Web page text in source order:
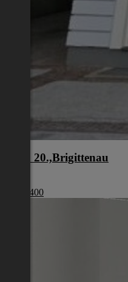
Wien 20.,Brigittenau
€ 599 400